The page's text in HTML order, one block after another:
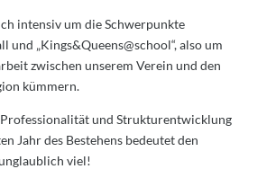
intensiv um die Schwerpunkte
und „Kings&Queens@school“, also um
zwischen unserem Verein und den
kümmern.
Professionalität und Strukturentwicklung
Jahr des Bestehens bedeutet den
viel!